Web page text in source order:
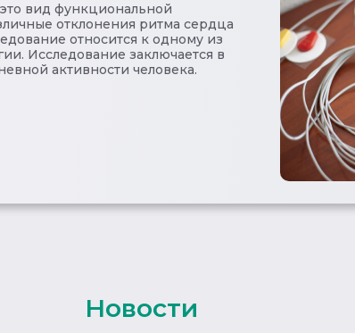
вид функциональной
отклонения ритма сердца
относится к одному из
Исследование заключается в
активности человека.
Новости